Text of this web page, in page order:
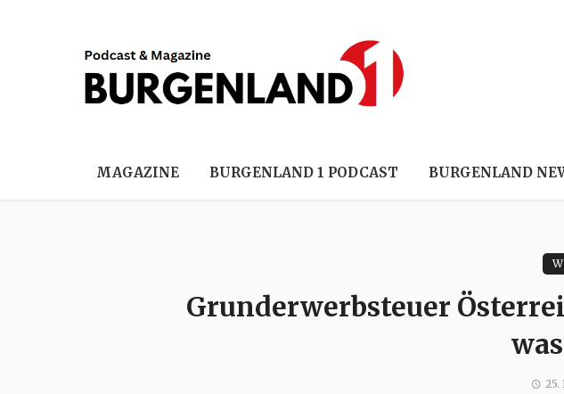
MAGAZINE BURGENLAND 1 PODCAST BURGENLAND
Grunderwerbsteuer
25.